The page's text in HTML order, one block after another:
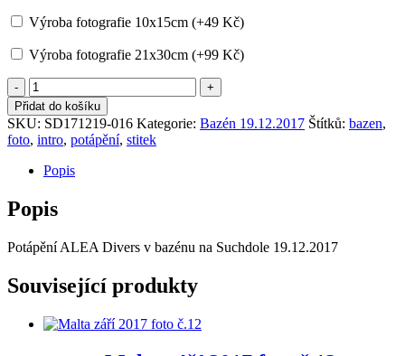
Výroba fotografie 10x15cm (+49 Kč)
Výroba fotografie 21x30cm (+99 Kč)
Bazén
19.12.2017
foto
č.16
množství
Přidat do košíku
SKU: SD171219-016 Kategorie: Bazén 19.12.2017 Štítků: bazen,
foto, intro, potápění, stitek
Popis
Popis
Potápění ALEA Divers v bazénu na Suchdole 19.12.2017
Související produkty